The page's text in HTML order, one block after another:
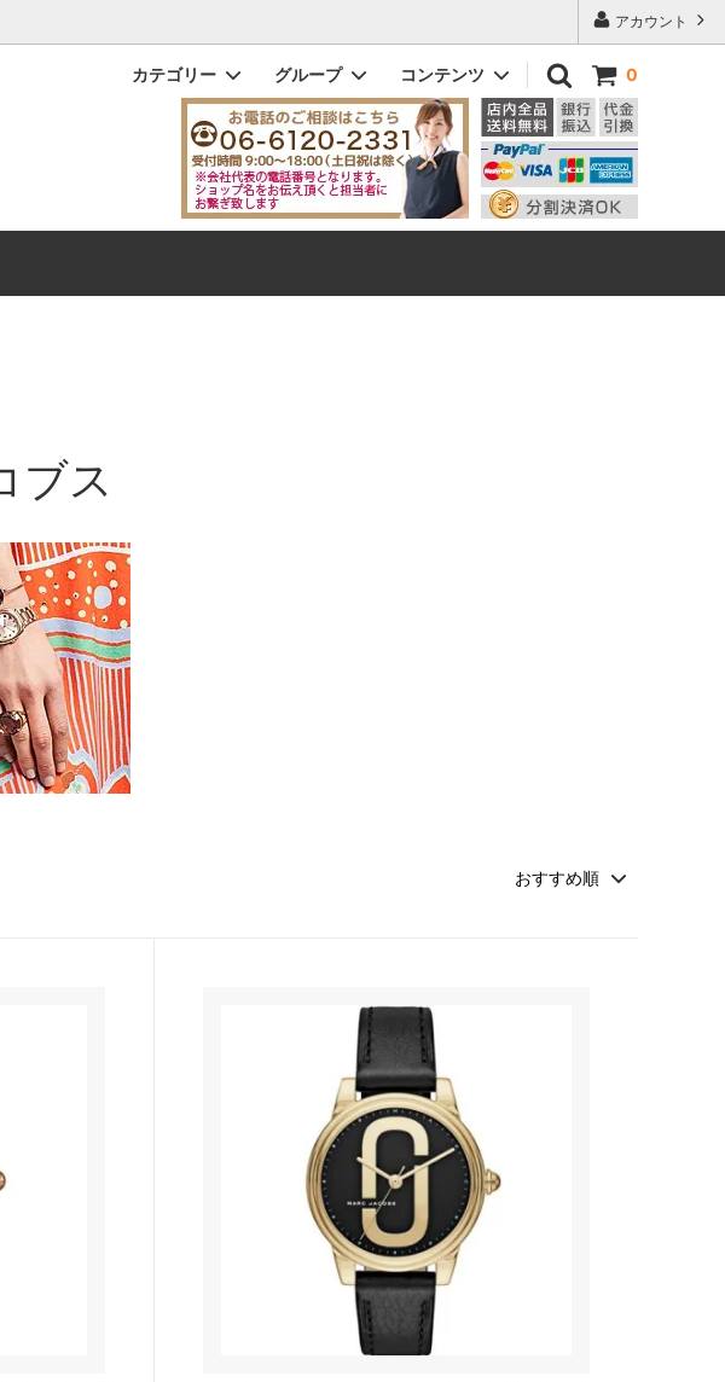
アカウント
0
カテゴリー
ドッティ｜DOTTY
ビック｜VIC
グループ
メンズ
コンテンツ
初めてのお客様へ
Q&A よくある質問
ブス